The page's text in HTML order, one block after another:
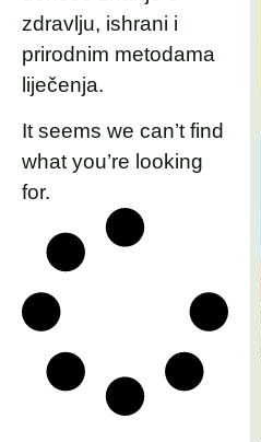
zdravlju, ishrani i
prirodnim metodama
liječenja.
It seems we can’t find
what you’re looking
for.